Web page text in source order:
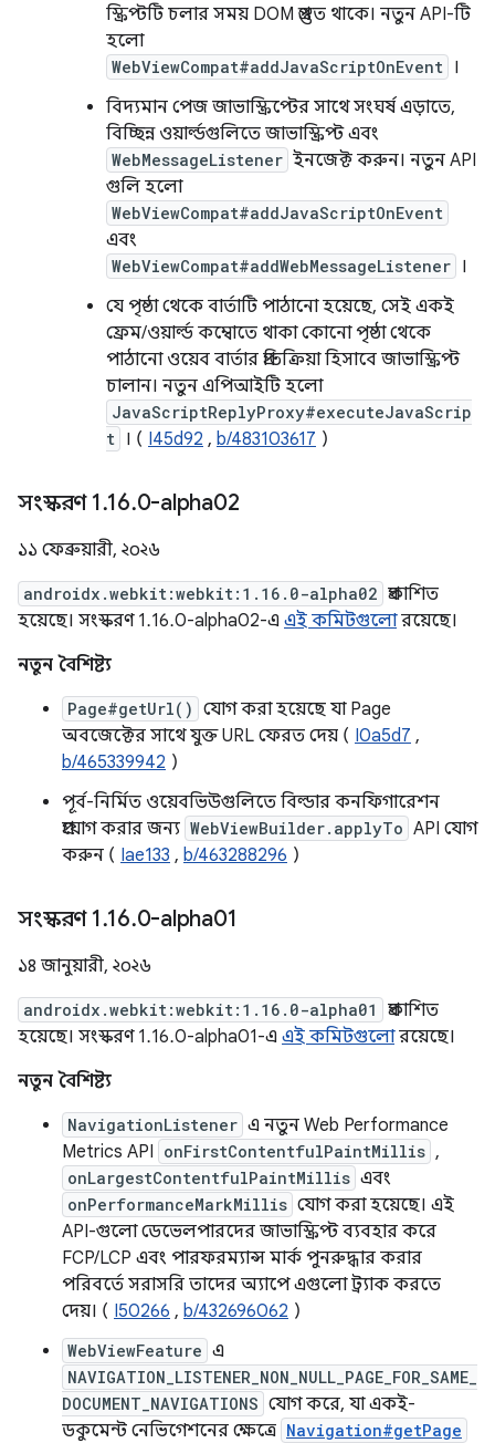
স্ক্রিপ্টটি চলার সময় DOM প্রস্তুত থাকে। নতুন API-টি
হলো
WebViewCompat#addJavaScriptOnEvent ।
বিদ্যমান পেজ জাভাস্ক্রিপ্টের সাথে সংঘর্ষ এড়াতে,
বিচ্ছিন্ন ওয়ার্ল্ডগুলিতে জাভাস্ক্রিপ্ট এবং
WebMessageListener ইনজেক্ট করুন। নতুন API
গুলি হলো
WebViewCompat#addJavaScriptOnEvent
এবং
WebViewCompat#addWebMessageListener ।
যে পৃষ্ঠা থেকে বার্তাটি পাঠানো হয়েছে, সেই একই
ফ্রেম/ওয়ার্ল্ড কম্বোতে থাকা কোনো পৃষ্ঠা থেকে
পাঠানো ওয়েব বার্তার প্রতিক্রিয়া হিসাবে জাভাস্ক্রিপ্ট
চালান। নতুন এপিআইটি হলো
JavaScriptReplyProxy#executeJavaScrip
t । ( I45d92 , b/483103617 )
সংস্করণ 1.16.0-alpha02
১১ ফেব্রুয়ারী, ২০২৬
androidx.webkit:webkit:1.16.0-alpha02 প্রকাশিত
হয়েছে। সংস্করণ 1.16.0-alpha02-এ এই কমিটগুলোরয়েছে।
নতুন বৈশিষ্ট্য
Page#getUrl() যোগ করা হয়েছে যা Page
অবজেক্টের সাথে যুক্ত URL ফেরত দেয় ( I0a5d7 ,
b/465339942 )
পূর্ব-নির্মিত ওয়েবভিউগুলিতে বিল্ডার কনফিগারেশন
প্রয়োগ করার জন্য WebViewBuilder.applyTo API যোগ
করুন ( Iae133 , b/463288296 )
সংস্করণ 1.16.0-alpha01
১৪ জানুয়ারী, ২০২৬
androidx.webkit:webkit:1.16.0-alpha01
প্রকাশিত
হয়েছে। সংস্করণ 1.16.0-alpha01-এ এই কমিটগুলোরয়েছে।
নতুন বৈশিষ্ট্য
NavigationListener এ নতুন Web Performance
Metrics API onFirstContentfulPaintMillis ,
onLargestContentfulPaintMillis এবং
onPerformanceMarkMillis যোগ করা হয়েছে। এই
API-গুলো ডেভেলপারদের জাভাস্ক্রিপ্ট ব্যবহার করে
FCP/LCP এবং পারফরম্যান্স মার্ক পুনরুদ্ধার করার
পরিবর্তে সরাসরি তাদের অ্যাপে এগুলো ট্র্যাক করতে
দেয়। ( I50266 , b/432696062 )
WebViewFeature এ
NAVIGATION_LISTENER_NON_NULL_PAGE_FOR_SAME_
DOCUMENT_NAVIGATIONS যোগ করে, যা একই-
ডকুমেন্ট নেভিগেশনের ক্ষেত্রে Navigation#getPage